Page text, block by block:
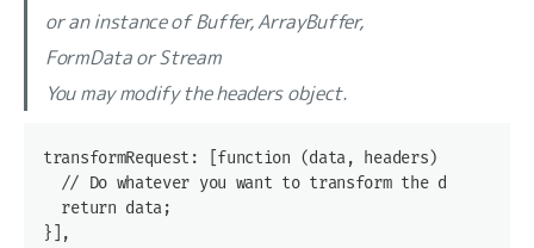
or an instance of Buffer, ArrayBuffer,
FormData or Stream
You may modify the headers object.
transformRequest: [function (data, headers) {
  // Do whatever you want to transform the data
  return data;
}],